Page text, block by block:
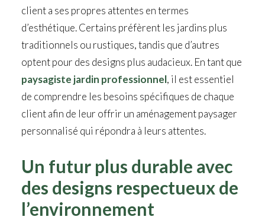
client a ses propres attentes en termes
d’esthétique. Certains préfèrent les jardins plus
traditionnels ou rustiques, tandis que d’autres
optent pour des designs plus audacieux. En tant que
paysagiste jardin professionnel, il est essentiel
de comprendre les besoins spécifiques de chaque
client afin de leur offrir un aménagement paysager
personnalisé qui répondra à leurs attentes.
Un futur plus durable avec
des designs respectueux de
l’environnement